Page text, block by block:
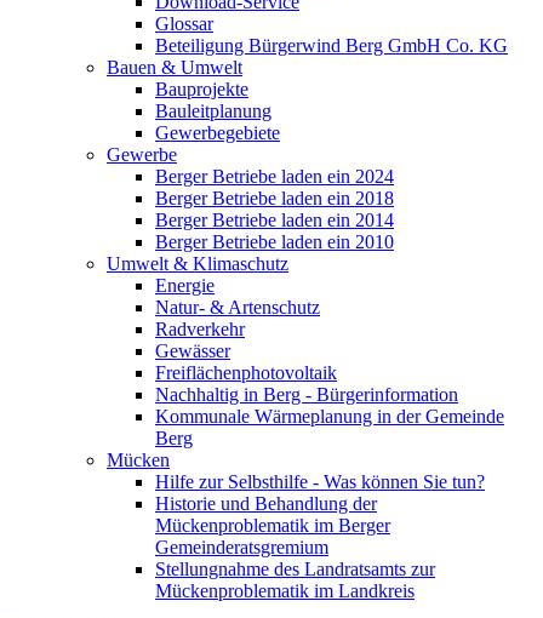
Glossar
Beteiligung Bürgerwind Berg GmbH Co. KG
Bauen & Umwelt
Bauprojekte
Bauleitplanung
Gewerbegebiete
Gewerbe
Berger Betriebe laden ein 2024
Berger Betriebe laden ein 2018
Berger Betriebe laden ein 2014
Berger Betriebe laden ein 2010
Umwelt & Klimaschutz
Energie
Natur- & Artenschutz
Radverkehr
Gewässer
Freiflächenphotovoltaik
Nachhaltig in Berg - Bürgerinformation
Kommunale Wärmeplanung in der Gemeinde
Berg
Mücken
Hilfe zur Selbsthilfe - Was können Sie tun?
Historie und Behandlung der
Mückenproblematik im Berger
Gemeinderatsgremium
Stellungnahme des Landratsamts zur
Mückenproblematik im Landkreis